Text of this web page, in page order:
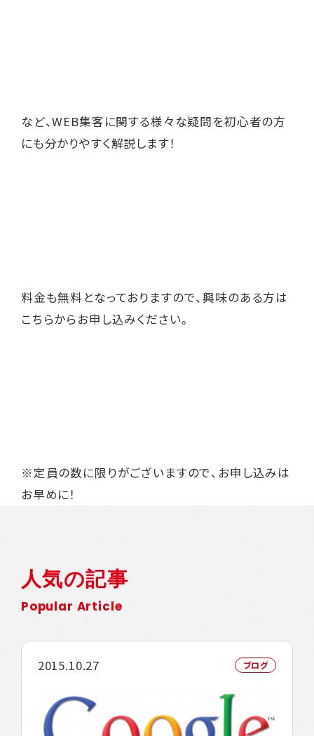
など、WEB集客に関する様々な疑問を初心者の方
にも分かりやすく解説します！
料金も無料となっておりますので、興味のある方は
こちらからお申し込みください。
※定員の数に限りがございますので、お申し込みは
お早めに！
人気の記事
Popular Article
2015.10.27 ブログ